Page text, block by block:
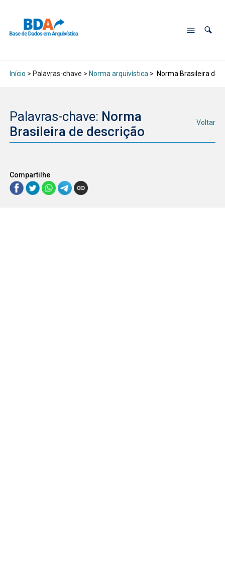
Início > Palavras-chave > Norma arquivística > Norma Brasileira de
Palavras-chave: Norma
Brasileira de descrição
Voltar
Compartilhe